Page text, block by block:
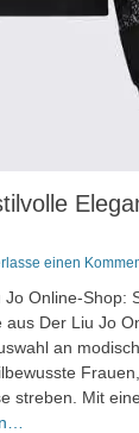
einen
Online-Shop:
aus Der Liu Jo
an
streben. Mit